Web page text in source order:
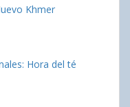
Khmer
Hora del té